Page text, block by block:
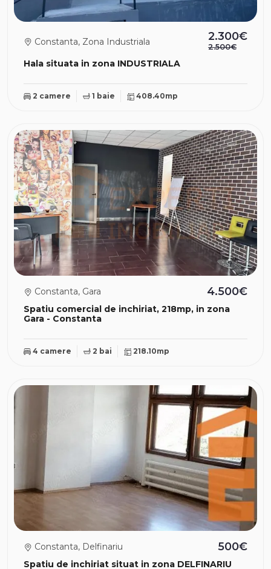
Hala situata in zona INDUSTRIALA
Constanta, Zona Industriala 2.300€
2.500€
2 camere 1 baie 408.40mp
Spatiu comercial de inchiriat, 218mp, in zona
Gara - Constanta
Constanta, Gara 4.500€
4 camere 2 bai 218.10mp
Spatiu de inchiriat situat in zona DELFINARIU
Constanta, Delfinariu 500€